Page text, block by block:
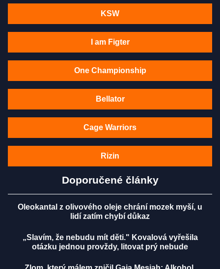
KSW
I am Figter
One Championship
Bellator
Cage Warriors
Rizin
Doporučené články
Oleokantal z olivového oleje chrání mozek myší, u
lidí zatím chybí důkaz
„Slavím, že nebudu mít děti." Kovalová vyřešila
otázku jednou provždy, litovat prý nebude